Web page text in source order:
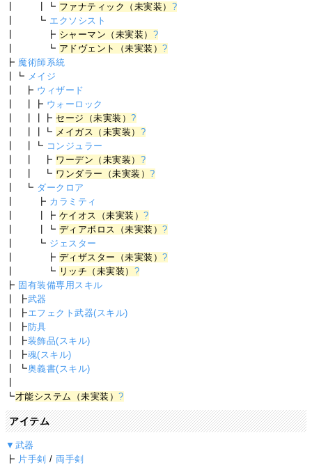
┃ ┃┗ ファナティック（未実装） ?
┃ ┗ エクソシスト
┃ ┣ シャーマン（未実装） ?
┃ ┗ アドヴェント（未実装）?
┣ 魔術師系統
┃┗ メイジ
┃ ┣ ウィザード
┃ ┃┣ ウォーロック
┃ ┃┃┣ セージ（未実装）?
┃ ┃┃┗ メイガス（未実装） ?
┃ ┃┗ コンジュラー
┃ ┃ ┣ ワーデン（未実装） ?
┃ ┃ ┗ ワンダラー（未実装）?
┃ ┗ ダークロア
┃ ┣ カラミティ
┃ ┃┣ ケイオス（未実装）?
┃ ┃┗ ディアボロス（未実装）?
┃ ┗ ジェスター
┃ ┣ ディザスター（未実装）?
┃ ┗ リッチ（未実装） ?
┣ 固有装備専用スキル
┃ ┣武器
┃ ┣エフェクト武器(スキル)
┃ ┣防具
┃ ┣装飾品(スキル)
┃ ┣魂(スキル)
┃ ┗奥義書(スキル)
┗才能システム（未実装）?
アイテム
▼武器
┣ 片手剣 / 両手剣